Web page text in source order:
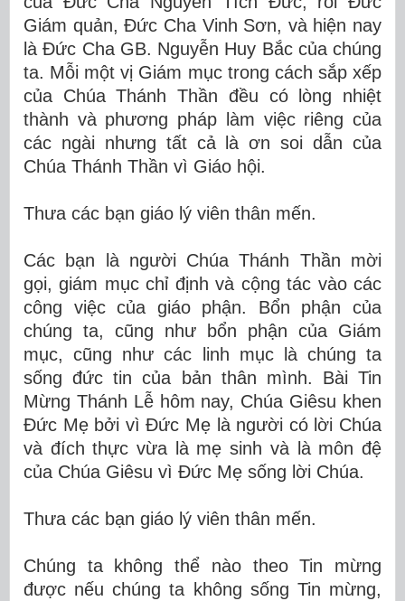
Giám quản, Đức Cha Vinh Sơn, và hiện nay
là Đức Cha GB. Nguyễn Huy Bắc của chúng
ta. Mỗi một vị Giám mục trong cách sắp xếp
của Chúa Thánh Thần đều có lòng nhiệt
thành và phương pháp làm việc riêng của
các ngài nhưng tất cả là ơn soi dẫn của
Chúa Thánh Thần vì Giáo hội.
Thưa các bạn giáo lý viên thân mến.
Các bạn là người Chúa Thánh Thần mời
gọi, giám mục chỉ định và cộng tác vào các
công việc của giáo phận. Bổn phận của
chúng ta, cũng như bổn phận của Giám
mục, cũng như các linh mục là chúng ta
sống đức tin của bản thân mình. Bài Tin
Mừng Thánh Lễ hôm nay, Chúa Giêsu khen
Đức Mẹ bởi vì Đức Mẹ là người có lời Chúa
và đích thực vừa là mẹ sinh và là môn đệ
của Chúa Giêsu vì Đức Mẹ sống lời Chúa.
Thưa các bạn giáo lý viên thân mến.
Chúng ta không thể nào theo Tin mừng
được nếu chúng ta không sống Tin mừng,